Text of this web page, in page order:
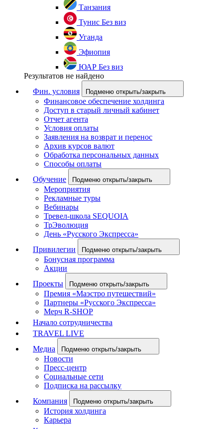
Танзания
Тунис Без виз
Уганда
Эфиопия
ЮАР Без виз
Результатов не найдено
Фин. условия
Подменю открыть/закрыть
Финансовое обеспечение холдинга
Доступ в старый личный кабинет
Отчет агента
Условия оплаты
Заявления на возврат и перенос
Архив курсов валют
Обработка персональных данных
Способы оплаты
Обучение
Подменю открыть/закрыть
Мероприятия
Рекламные туры
Вебинары
Тревел-школа SEQUOIA
ТрЭволюция
День «Русского Экспресса»
Привилегии
Подменю открыть/закрыть
Бонусная программа
Акции
Проекты
Подменю открыть/закрыть
Премия «Маэстро путешествий»
Партнеры «Русского Экспресса»
Мерч R-SHOP
Начало сотрудничества
TRAVEL LIVE
Медиа
Подменю открыть/закрыть
Новости
Пресс-центр
Социальные сети
Подписка на рассылку
Компания
Подменю открыть/закрыть
История холдинга
Карьера